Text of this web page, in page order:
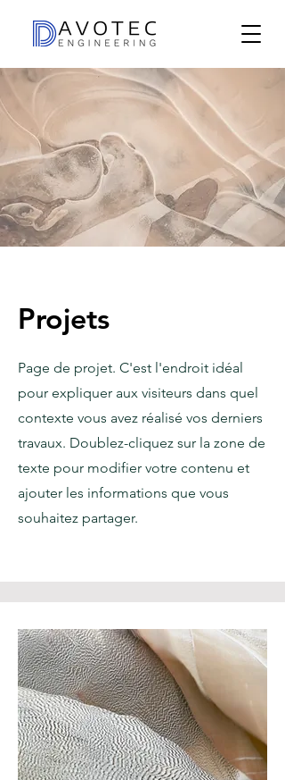
Projets
Page de projet. C'est l'endroit idéal
pour expliquer aux visiteurs dans quel
contexte vous avez réalisé vos derniers
travaux. Doublez-cliquez sur la zone de
texte pour modifier votre contenu et
ajouter les informations que vous
souhaitez partager.